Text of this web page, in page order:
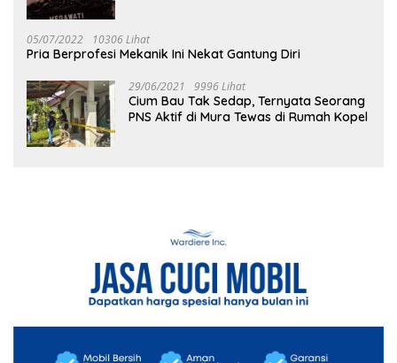
05/07/2022 10306 Lihat
Pria Berprofesi Mekanik Ini Nekat Gantung Diri
29/06/2021 9996 Lihat
Cium Bau Tak Sedap, Ternyata Seorang
PNS Aktif di Mura Tewas di Rumah Kopel